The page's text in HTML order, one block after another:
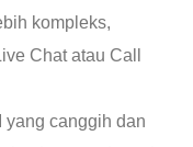
kompleks,
Chat atau Call
yang canggih dan